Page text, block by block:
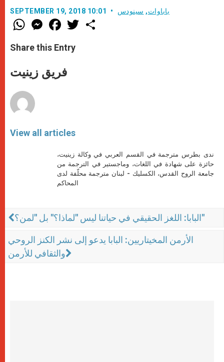
SEPTEMBER 19, 2018 10:01 باباوات, سينودس
W
h
t
s
p
p
M
e
s
e
g
e
F
a
e
b
o
k
w
Share this Entry
فريق زينيت
View all articles
ندى بطرس مترجمة في القسم العربي في وكالة زينيت،
حائزة على شهادة في اللغات، وماجستير في الترجمة من
جامعة الروح القدس، الكسليك - لبنان مترجمة محلّفة لدى
المحاكم
البابا: اللغز الحقيقي في حياتنا ليس "لماذا؟" بل "لمن؟"
الأرمن المخيتاريين: البابا يدعو إلى نشر الكنز الروحي
والثقافي للأرمن